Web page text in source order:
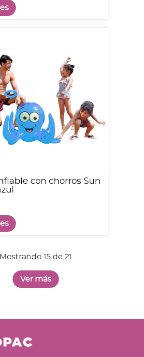
con chorros Sun
Mostrando 15 de 21